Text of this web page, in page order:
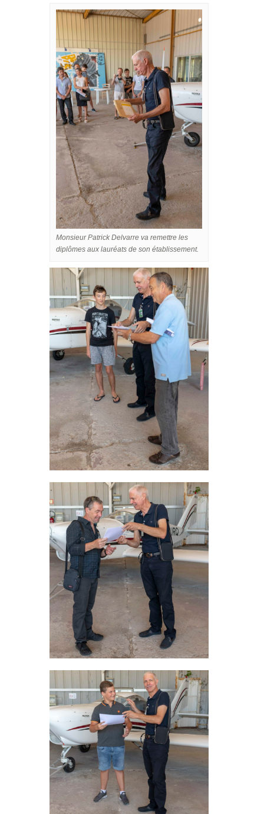
Monsieur Patrick Delvarre va remettre les
diplômes aux lauréats de son établissement.